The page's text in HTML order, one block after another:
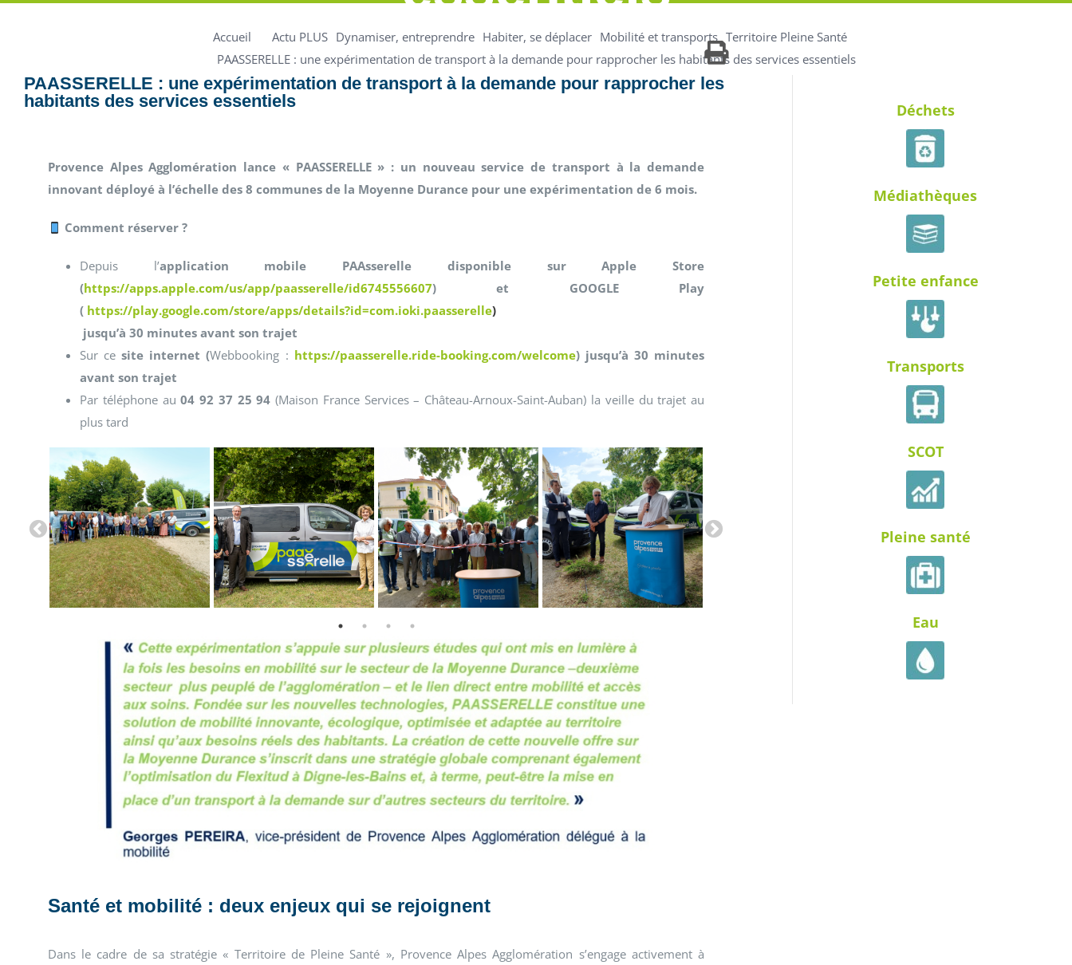
Accueil Actu PLUS Dynamiser, entreprendre Habiter, se déplacer Mobilité et transports Territoire Pleine Santé
PAASSERELLE : une expérimentation de transport à la demande pour rapprocher les habitants des services essentiels
PAASSERELLE : une expérimentation de transport à la demande pour rapprocher les
habitants des services essentiels
Provence Alpes Agglomération lance « PAASSERELLE » : un nouveau service de transport à la demande
innovant déployé à l’échelle des 8 communes de la Moyenne Durance pour une expérimentation de 6 mois.
Comment réserver ?
Depuis l’application mobile PAAsserelle disponible sur Apple Store
(https://apps.apple.com/us/app/paasserelle/id6745556607) et GOOGLE Play
( https://play.google.com/store/apps/details?id=com.ioki.paasserelle)
jusqu’à 30 minutes avant son trajet
Sur cesite internet (Webbooking : https://paasserelle.ride-booking.com/welcome) jusqu’à 30 minutes
avant son trajet
Par téléphone au04 92 37 25 94 (Maison France Services – Château-Arnoux-Saint-Auban) la veille du trajet au
plus tard
Santé et mobilité : deux enjeux qui se rejoignent
Dans le cadre de sa stratégie « Territoire de Pleine Santé », Provence Alpes Agglomération s’engage activement à
Déchets
Médiathèques
Petite enfance
Transports
SCOT
Pleine santé
Eau